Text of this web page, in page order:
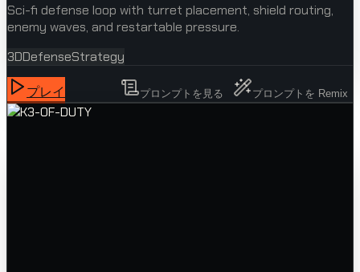
Sci-fi defense loop with turret placement, shield routing,
enemy waves, and restartable pressure.
3DDefenseStrategy
プレイ プロンプトを見る プロンプトを Remix